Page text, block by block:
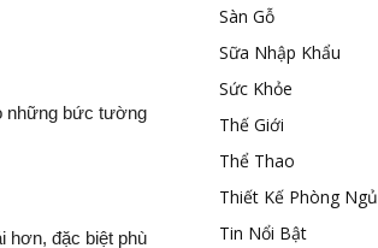
những bức tường
hơn, đặc biệt phù
Sàn Gỗ
Sữa Nhập Khẩu
Sức Khỏe
Thế Giới
Thể Thao
Thiết Kế Phòng Ngủ
Tin Nổi Bật